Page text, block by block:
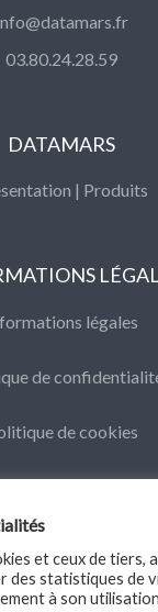
03.80.24.28.59
DATAMARS
| Produits
légales
de
de cookies
2016
et ceux de tiers,
des statistiques de
à son